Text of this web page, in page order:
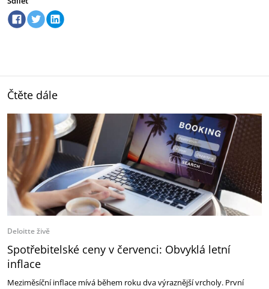
Čtěte dále
Deloitte živě
Spotřebitelské ceny v červenci: Obvyklá letní
inflace
Meziměsíční inflace mívá během roku dva výraznější vrcholy. První